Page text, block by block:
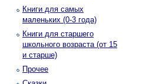
Книги для самых
маленьких (0-3 года)
Книги для старшего
школьного возраста (от 15
и старше)
Прочее